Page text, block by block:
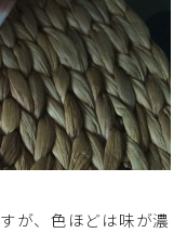
が、色ほどは味が濃